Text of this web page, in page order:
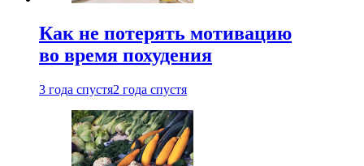
Как не потерять мотивацию
во время похудения
3 года спустя2 года спустя